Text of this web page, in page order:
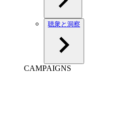
聴衆と洞察
CAMPAIGNS